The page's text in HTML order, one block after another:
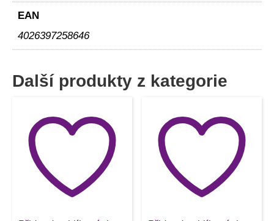
EAN
4026397258646
Další produkty z kategorie